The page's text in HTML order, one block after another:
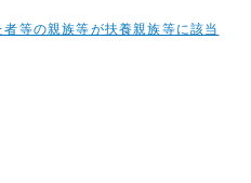
等の親族等が扶養親族等に該当